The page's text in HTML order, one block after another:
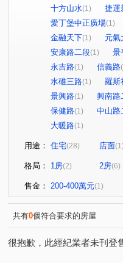
十方山水(1) 捷運
愛丁堡中正廣場(1)
金融天下(1) 元氣
安康路二段(1) 景
永吉路(1) 信義路
水碓三路(1) 羅斯
景興路(1) 興南路
保健路(1) 中山路
大暖路(1)
用途： 住宅(28) 店面(1)
格局： 1房(2) 2房(6)
售金： 200-400萬元(1)
共有0個符合要求的房屋
很抱歉，此經紀業者未刊登